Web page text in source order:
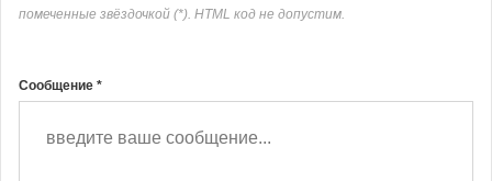
помеченные звёздочкой (*). HTML код не допустим.
Сообщение *